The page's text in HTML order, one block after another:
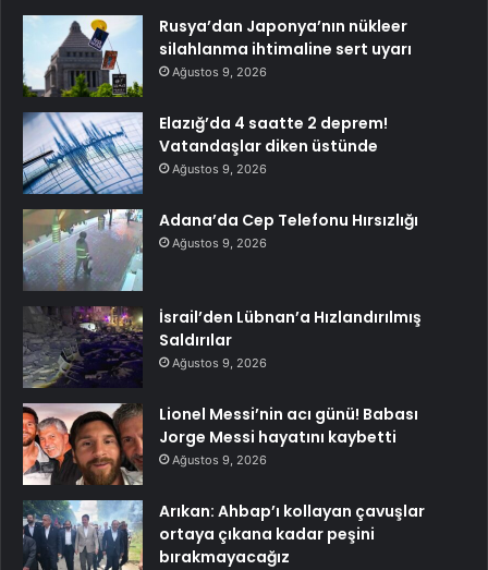
Rusya’dan Japonya’nın nükleer
silahlanma ihtimaline sert uyarı
Ağustos 9, 2026
Elazığ’da 4 saatte 2 deprem!
Vatandaşlar diken üstünde
Ağustos 9, 2026
Adana’da Cep Telefonu Hırsızlığı
Ağustos 9, 2026
İsrail’den Lübnan’a Hızlandırılmış
Saldırılar
Ağustos 9, 2026
Lionel Messi’nin acı günü! Babası
Jorge Messi hayatını kaybetti
Ağustos 9, 2026
Arıkan: Ahbap’ı kollayan çavuşlar
ortaya çıkana kadar peşini
bırakmayacağız